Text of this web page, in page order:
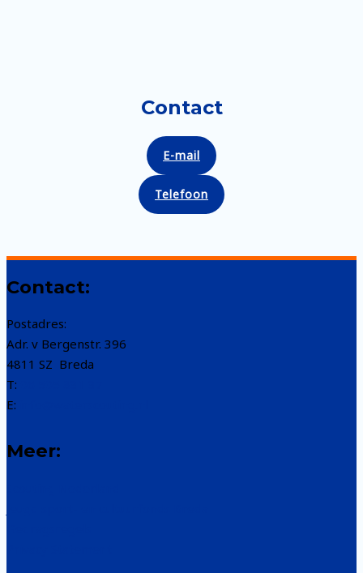
Contact
E-mail
Telefoon
Contact:
Postadres:
Adr. v Bergenstr. 396
4811 SZ Breda
T:
E:
Meer: